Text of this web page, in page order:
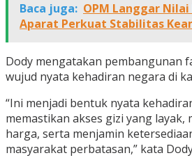
Baca juga: OPM Langgar
Aparat Perkuat Stabilitas
Dody mengatakan pembangunan
wujud nyata kehadiran negara di
“Ini menjadi bentuk nyata
memastikan akses gizi yang layak,
harga, serta menjamin
masyarakat perbatasan,” kata